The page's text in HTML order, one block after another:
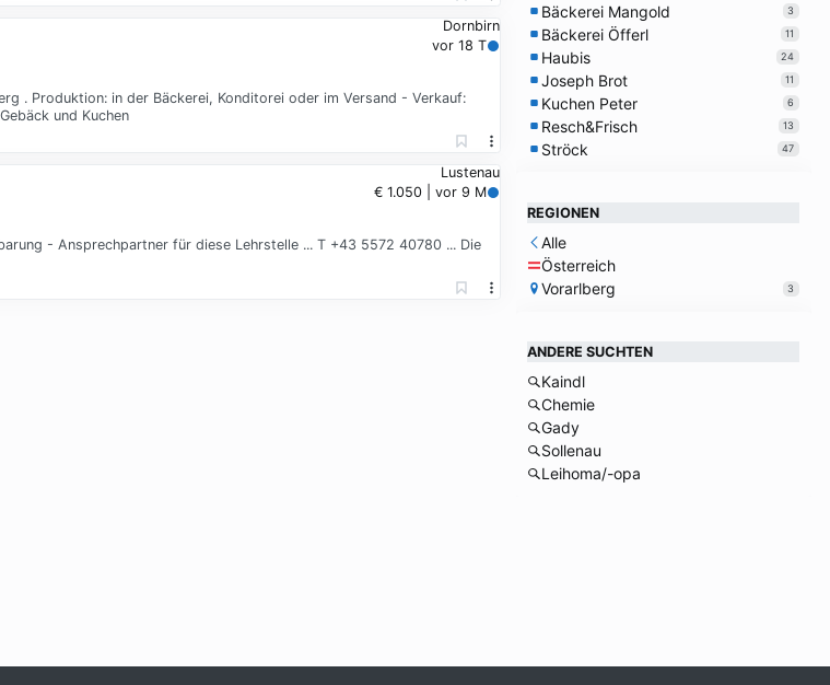
Dornbirn
vor 18 T
. Produktion: in der Bäckerei, Konditorei oder im Versand - Verkauf:
und Kuchen
Lustenau
€ 1.050 | vor 9 M
- Ansprechpartner für diese Lehrstelle ... T +43 5572 40780 ... Die
Bäckerei Mangold 3
Bäckerei Öfferl 11
Haubis 24
Joseph Brot 11
Kuchen Peter 6
Resch&Frisch 13
Ströck 47
REGIONEN
Alle
Österreich
Vorarlberg
3
ANDERE SUCHTEN
Kaindl
Chemie
Gady
Sollenau
Leihoma/-opa